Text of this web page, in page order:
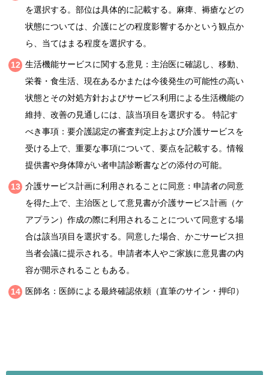
を選択する。部位は具体的に記載する。麻痺、褥瘡などの
状態については、介護にどの程度影響するかという観点か
ら、当てはまる程度を選択する。
生活機能サービスに関する意見：主治医に確認し、移動、
栄養・食生活、現在あるかまたは今後発生の可能性の高い
状態とその対処方針およびサービス利用による生活機能の
維持、改善の見通しには、該当項目を選択する。 特記す
べき事項：要介護認定の審査判定上および介護サービスを
受ける上で、重要な事項について、要点を記載する。情報
提供書や身体障がい者申請診断書などの添付の可能。
介護サービス計画に利用されることに同意：申請者の同意
を得た上で、主治医として意見書が介護サービス計画（ケ
アプラン）作成の際に利用されることについて同意する場
合は該当項目を選択する。同意した場合、かごサービス担
当者会議に提示される。申請者本人やご家族に意見書の内
容が開示されることもある。
医師名：医師による最終確認依頼（直筆のサイン・押印）